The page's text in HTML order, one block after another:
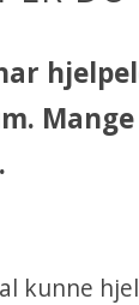
kunne